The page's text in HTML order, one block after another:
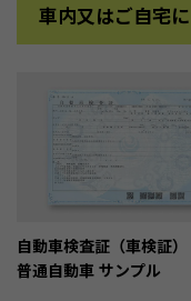
車内又はご自宅
自動車検査証（車検証）
普通自動車 サンプル